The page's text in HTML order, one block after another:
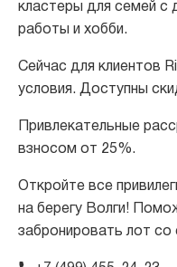
кластеры для семей с
работы и хобби.
Сейчас для клиентов
условия. Доступны
Привлекательные
взносом от 25%.
Откройте все
на берегу Волги!
забронировать лот со